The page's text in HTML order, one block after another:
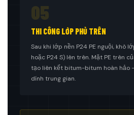
05
THI CÔNG LỚP PHỦ TRÊN
Sau khi lớp nền P24 PE nguội, khò
hoặc P24 S) lên trên. Mặt PE trên
tạo liên kết bitum-bitum hoàn hảo
dính trung gian.